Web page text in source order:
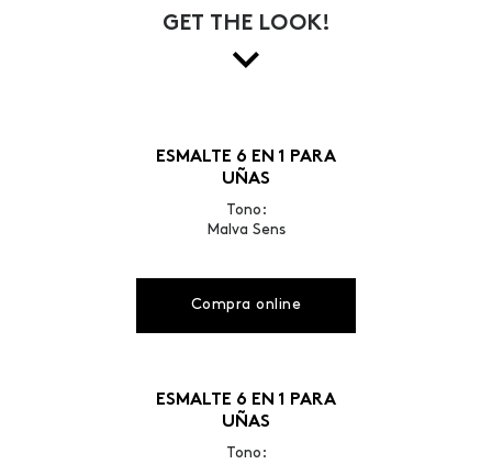
GET THE LOOK!
ESMALTE 6 EN 1 PARA
UÑAS
Tono:
Malva Sens
Compra online
ESMALTE 6 EN 1 PARA
UÑAS
Tono: